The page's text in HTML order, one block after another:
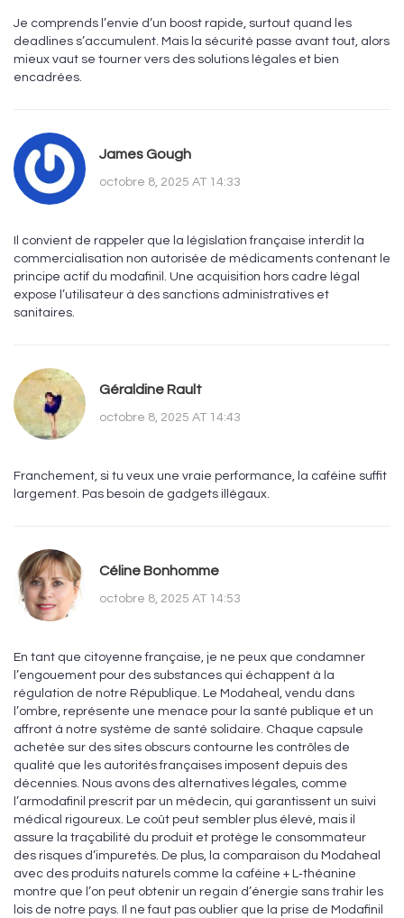
Je comprends l’envie d’un boost rapide, surtout quand les
deadlines s’accumulent. Mais la sécurité passe avant tout, alors
mieux vaut se tourner vers des solutions légales et bien
encadrées.
James Gough
octobre 8, 2025 AT 14:33
Il convient de rappeler que la législation française interdit la
commercialisation non autorisée de médicaments contenant le
principe actif du modafinil. Une acquisition hors cadre légal
expose l’utilisateur à des sanctions administratives et
sanitaires.
Géraldine Rault
octobre 8, 2025 AT 14:43
Franchement, si tu veux une vraie performance, la caféine suffit
largement. Pas besoin de gadgets illégaux.
Céline Bonhomme
octobre 8, 2025 AT 14:53
En tant que citoyenne française, je ne peux que condamner
l’engouement pour des substances qui échappent à la
régulation de notre République. Le Modaheal, vendu dans
l’ombre, représente une menace pour la santé publique et un
affront à notre système de santé solidaire. Chaque capsule
achetée sur des sites obscurs contourne les contrôles de
qualité que les autorités françaises imposent depuis des
décennies. Nous avons des alternatives légales, comme
l’armodafinil prescrit par un médecin, qui garantissent un suivi
médical rigoureux. Le coût peut sembler plus élevé, mais il
assure la traçabilité du produit et protège le consommateur
des risques d’impuretés. De plus, la comparaison du Modaheal
avec des produits naturels comme la caféine + L‑théanine
montre que l’on peut obtenir un regain d’énergie sans trahir les
lois de notre pays. Il ne faut pas oublier que la prise de Modafinil